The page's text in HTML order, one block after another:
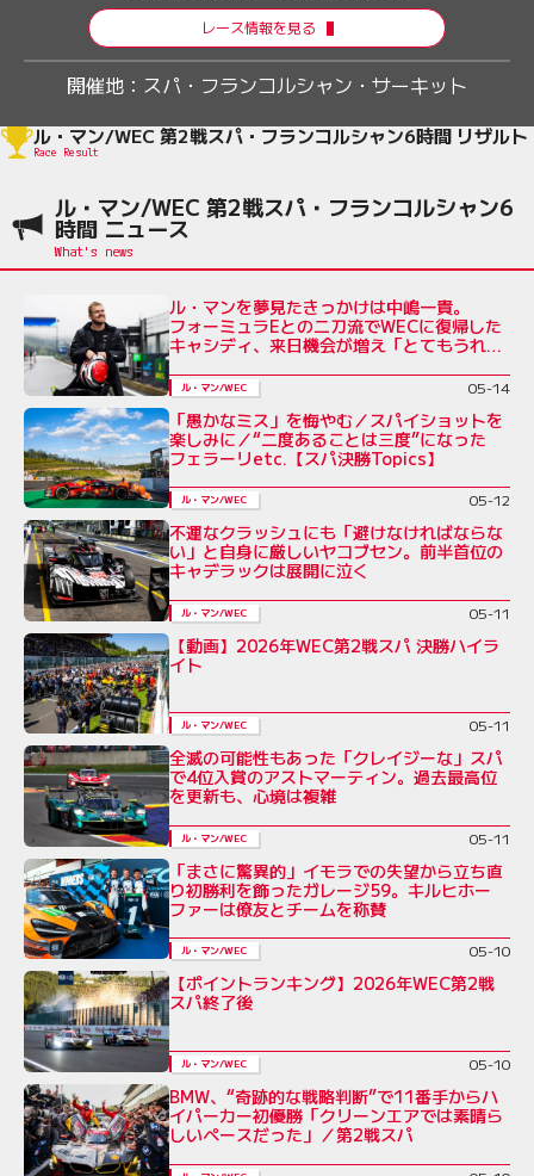
レース情報を見る
開催地： スパ・フランコルシャン・サーキット
ル・マン/WEC 第2戦スパ・フランコルシャン6時間 リザルト
Race Result
ル・マン/WEC 第2戦スパ・フランコルシャン6
時間 ニュース
ル・マンを夢見たきっかけは中嶋一貴。
フォーミュラEとの二刀流でWECに復帰した
キャシディ、来日機会が増え「とてもうれし
ル・マン/WEC 05-14
「愚かなミス」を悔やむ／スパイショットを
楽しみに／“二度あることは三度”になった
フェラーリetc.【スパ決勝Topics】
ル・マン/WEC 05-12
不運なクラッシュにも「避けなければならな
い」と自身に厳しいヤコブセン。前半首位の
キャデラックは展開に泣く
ル・マン/WEC 05-11
【動画】2026年WEC第2戦スパ 決勝ハイラ
イト
ル・マン/WEC 05-11
全滅の可能性もあった「クレイジーな」スパ
で4位入賞のアストマーティン。過去最高位
を更新も、心境は複雑
ル・マン/WEC 05-11
「まさに驚異的」イモラでの失望から立ち直
り初勝利を飾ったガレージ59。キルヒホー
ファーは僚友とチームを称賛
ル・マン/WEC 05-10
【ポイントランキング】2026年WEC第2戦
スパ終了後
ル・マン/WEC 05-10
BMW、“奇跡的な戦略判断”で11番手からハ
イパーカー初優勝「クリーンエアでは素晴ら
しいペースだった」／第2戦スパ